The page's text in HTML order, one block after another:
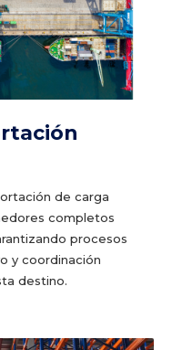
de carga
completos
procesos
y coordinación
destino.